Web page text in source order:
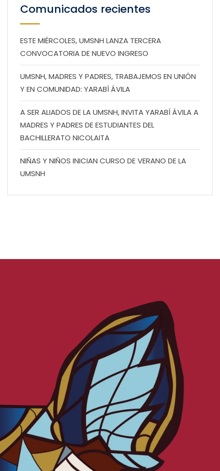
Comunicados recientes
ESTE MIÉRCOLES, UMSNH LANZA TERCERA
CONVOCATORIA DE NUEVO INGRESO
UMSNH, MADRES Y PADRES, TRABAJEMOS EN UNIÓN
Y EN COMUNIDAD: YARABÍ ÁVILA
A SER ALIADOS DE LA UMSNH, INVITA YARABÍ ÁVILA A
MADRES Y PADRES DE ESTUDIANTES DEL
BACHILLERATO NICOLAITA
NIÑAS Y NIÑOS INICIAN CURSO DE VERANO DE LA
UMSNH